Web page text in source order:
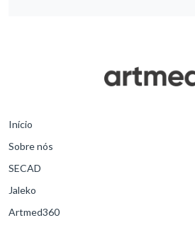
Início
Sobre nós
SECAD
Jaleko
Artmed360